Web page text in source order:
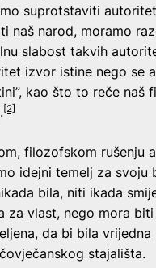
suprotstaviti
naš narod, moramo
slabost takvih
izvor istine nego se
kao što to reče naš
[2]
filozofskom rušenju
idejni temelj za svoju
bila, niti ikada
za vlast, nego mora
da bi bila vrijedna
stajališta.